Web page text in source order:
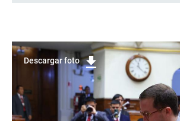
Descargar foto